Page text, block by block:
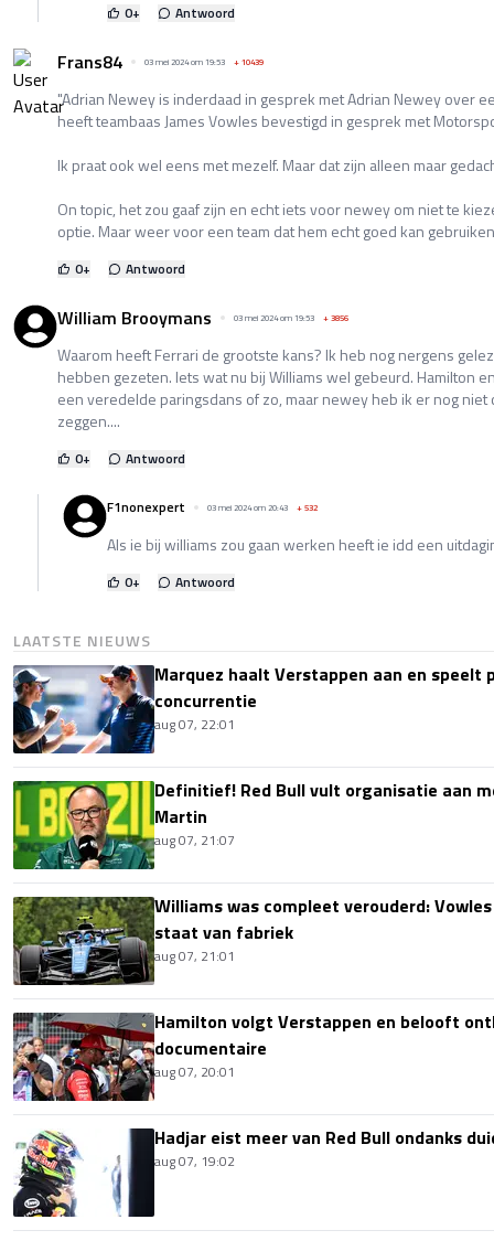
0+ Antwoord
Frans84 03 mei 2024 om 19:53 +10439
"Adrian Newey is inderdaad in gesprek met Adrian Newey over
heeft teambaas James Vowles bevestigd in gesprek met
Ik praat ook wel eens met mezelf. Maar dat zijn alleen maar
On topic, het zou gaaf zijn en echt iets voor newey om niet te
optie. Maar weer voor een team dat hem echt goed kan
0+ Antwoord
William Brooymans 03 mei 2024 om 19:53 +3856
Waarom heeft Ferrari de grootste kans? Ik heb nog nergens
hebben gezeten. Iets wat nu bij Williams wel gebeurd. Hamilton
een veredelde paringsdans of zo, maar newey heb ik er nog
zeggen....
0+ Antwoord
F1nonexpert 03 mei 2024 om 20:43 +532
Als ie bij williams zou gaan werken heeft ie idd een
0+ Antwoord
LAATSTE NIEUWS
Marquez haalt Verstappen aan en speelt
concurrentie
aug 07, 22:01
Definitief! Red Bull vult organisatie aan
Martin
aug 07, 21:07
Williams was compleet verouderd:
staat van fabriek
aug 07, 21:01
Hamilton volgt Verstappen en belooft
documentaire
aug 07, 20:01
Hadjar eist meer van Red Bull ondanks
aug 07, 19:02